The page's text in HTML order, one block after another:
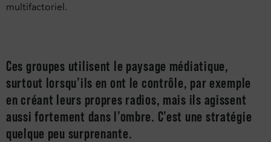
multifactoriel.
Ces groupes utilisent le paysage médiatique,
surtout lorsqu’ils en ont le contrôle, par exemple
en créant leurs propres radios, mais ils agissent
aussi fortement dans l’ombre. C’est une stratégie
quelque peu surprenante.